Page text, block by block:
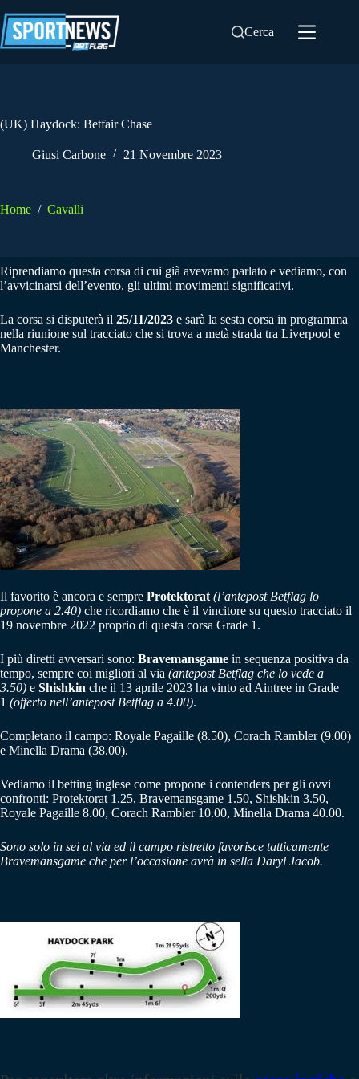
al
contenuto
Cerca
(UK) Haydock: Betfair Chase
Giusi Carbone 21 Novembre 2023
Home / Cavalli
Riprendiamo questa corsa di cui già avevamo parlato e vediamo, con
l’avvicinarsi dell’evento, gli ultimi movimenti significativi.
La corsa si disputerà il 25/11/2023 e sarà la sesta corsa in programma
nella riunione sul tracciato che si trova a metà strada tra Liverpool e
Manchester.
Il favorito è ancora e sempre Protektorat (l’antepost Betflag lo
propone a 2.40) che ricordiamo che è il vincitore su questo tracciato il
19 novembre 2022 proprio di questa corsa Grade 1.
I più diretti avversari sono: Bravemansgame in sequenza positiva da
tempo, sempre coi migliori al via (antepost Betflag che lo vede a
3.50) e Shishkin che il 13 aprile 2023 ha vinto ad Aintree in Grade
1 (offerto nell’antepost Betflag a 4.00).
Completano il campo: Royale Pagaille (8.50), Corach Rambler (9.00)
e Minella Drama (38.00).
Vediamo il betting inglese come propone i contenders per gli ovvi
confronti: Protektorat 1.25, Bravemansgame 1.50, Shishkin 3.50,
Royale Pagaille 8.00, Corach Rambler 10.00, Minella Drama 40.00.
Sono solo in sei al via ed il campo ristretto favorisce tatticamente
Bravemansgame che per l’occasione avrà in sella Daryl Jacob.